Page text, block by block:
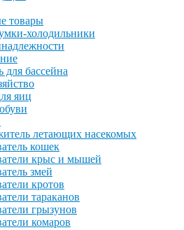
товары
холодильники
для бассейна
яиц
летающих насекомых
кошек
крыс и мышей
змей
кротов
тараканов
грызунов
комаров